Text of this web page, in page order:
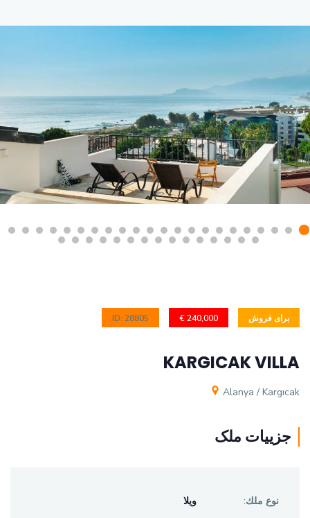
برای فروش 240,000 €
ID: 28805
KARGICAK VILLA
Alanya / Kargıcak
جزيیات ملک
نوع ملك: ویلا